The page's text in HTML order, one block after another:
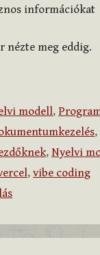
információkat
nézte meg eddig.
modell,
,
, Nyelvi
, vibe coding